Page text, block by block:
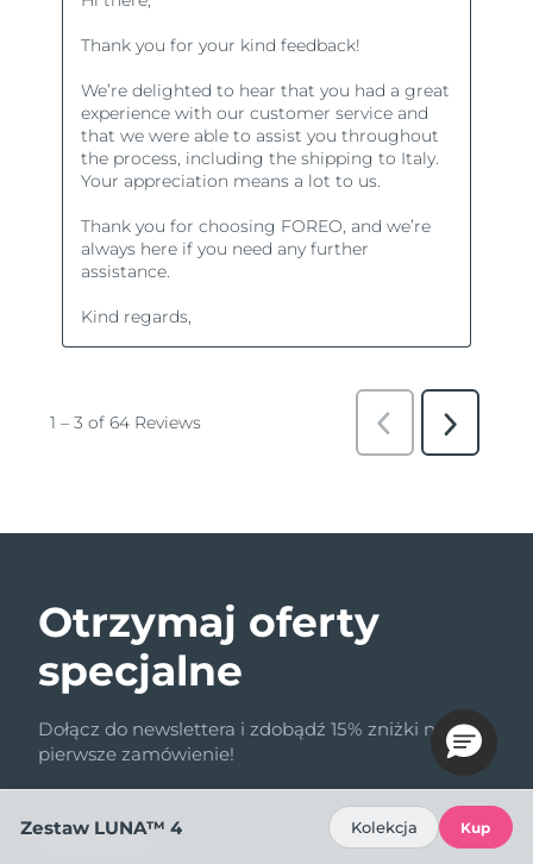
Otrzymaj oferty
specjalne
Dołącz do newslettera i zdobądź 15% zniżki na
pierwsze zamówienie!
Adres e-mail
Zestaw LUNA™ 4 Kolekcja Kup